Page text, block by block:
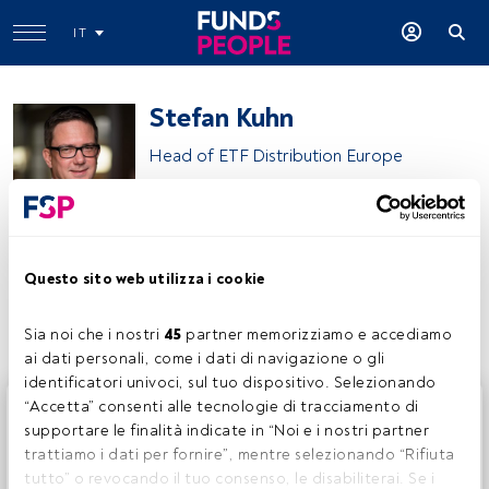
Questo sito web utilizza i cookie
Sia noi che i nostri 45 partner memorizziamo e accediamo
ai dati personali, come i dati di navigazione o gli
identificatori univoci, sul tuo dispositivo. Selezionando
“Accetta” consenti alle tecnologie di tracciamento di
supportare le finalità indicate in “Noi e i nostri partner
trattiamo i dati per fornire”, mentre selezionando “Rifiuta
tutto” o revocando il tuo consenso, le disabiliterai. Se i
IT
Stefan Kuhn
Head of ETF Distribution Europe
Condividi:
Questo è un articolo riservato agli utenti FundsPeople. Se
sei già registrato, accedi tramite il pulsante Login. Se non
hai ancora un account, ti invitiamo a registrarti per scoprire
tutti i contenuti che FundsPeople ha da offrire.